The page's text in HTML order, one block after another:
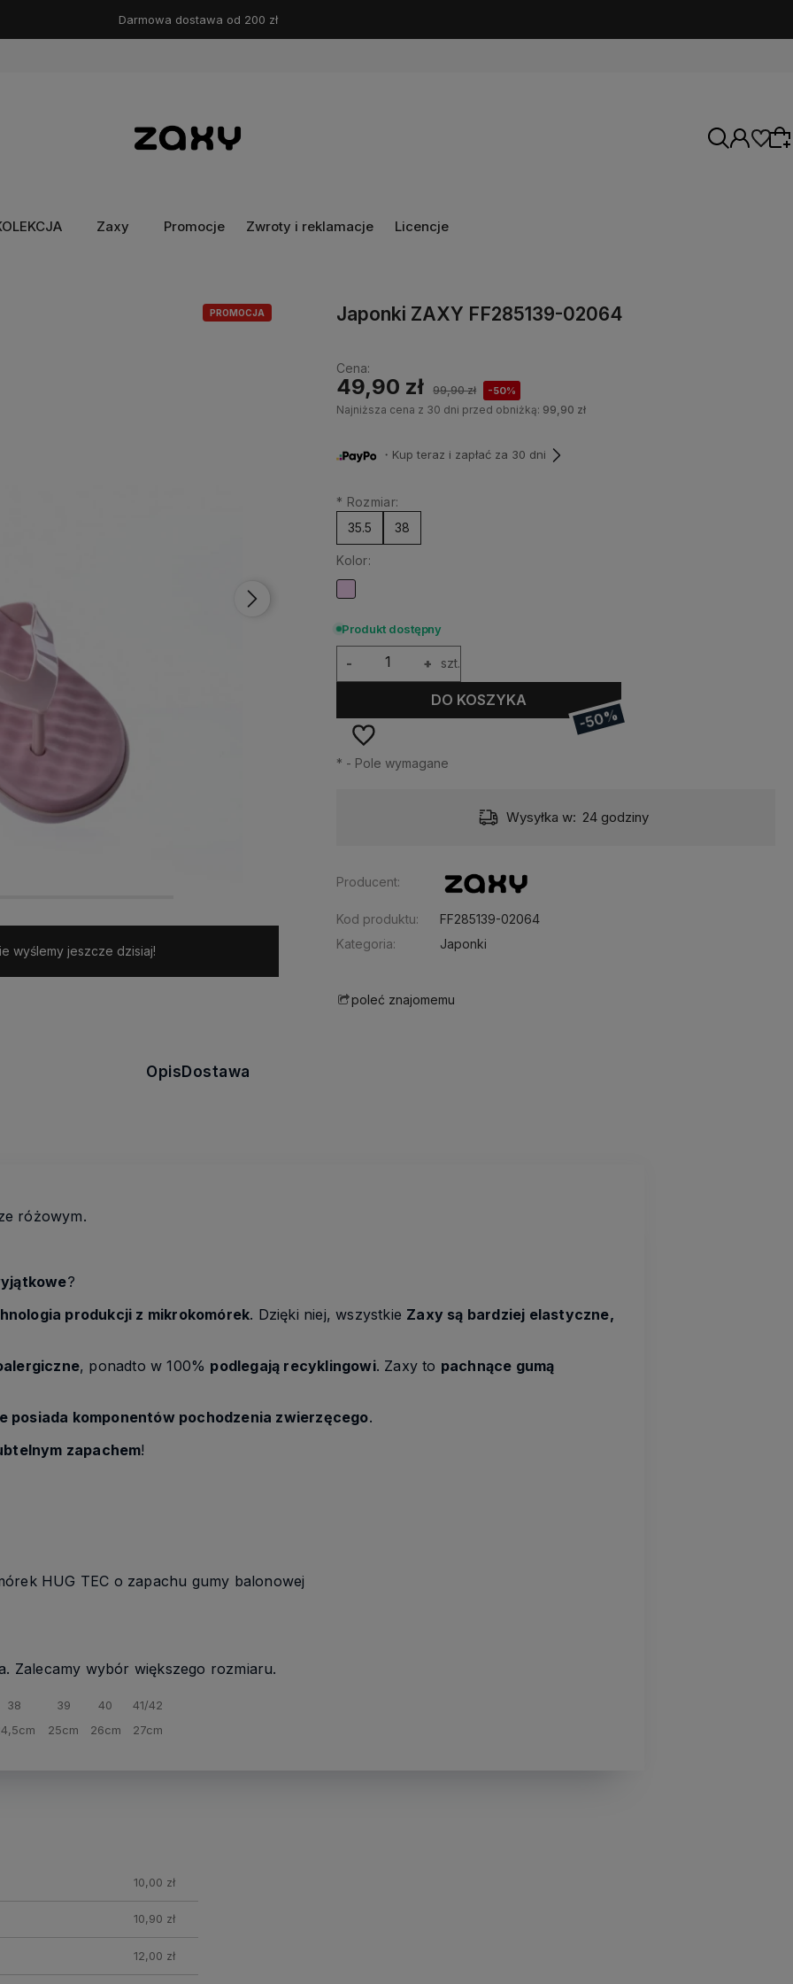
Darmowa dostawa od 200 zł
produkty do listy z poprzedniej sesji.
Zaxy Promocje Zwroty i reklamacje Licencje
PROMOCJA
wyślemy jeszcze dzisiaj!
Japonki ZAXY FF285139-02064
Cena:
49,90 zł 99,90 zł -50%
Najniższa cena z 30 dni przed obniżką: 99,90 zł
・Kup teraz i zapłać za 30 dni
* Rozmiar:
35.5
38
Kolor:
Produkt dostępny
+
- szt.
DO KOSZYKA
-50%
* - Pole wymagane
Dostępność: Wysyłka w: 24 godziny
Producent:
Kod produktu:
FF285139-02064
Kategoria:
Japonki
poleć znajomemu
Opis Dostawa
różowym.
?
produkcji z mikrokomórek. Dzięki niej, wszystkie Zaxy są bardziej elastyczne,
, ponadto w 100% podlegają recyklingowi. Zaxy to pachnące gumą
posiada komponentów pochodzenia zwierzęcego.
zapachem!
HUG TEC o zapachu gumy balonowej
Zalecamy wybór większego rozmiaru.
38 39 40
41/42
25cm 26cm 27cm
10,00 zł
10,90 zł
12,00 zł